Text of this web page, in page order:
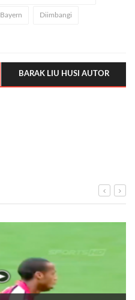
Bayern Diimbangi
BARAK LIU HUSI AUTOR